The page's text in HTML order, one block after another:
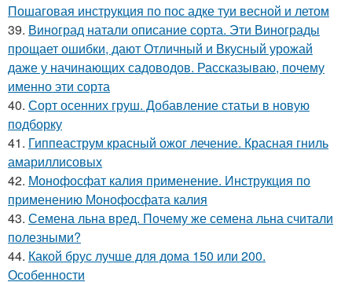
Пошаговая инструкция по пос адке туи весной и летом
39. Виноград натали описание сорта. Эти Винограды
прощает ошибки, дают Отличный и Вкусный урожай
даже у начинающих садоводов. Рассказываю, почему
именно эти сорта
40. Сорт осенних груш. Добавление статьи в новую
подборку
41. Гиппеаструм красный ожог лечение. Красная гниль
амариллисовых
42. Монофосфат калия применение. Инструкция по
применению Монофосфата калия
43. Семена льна вред. Почему же семена льна считали
полезными?
44. Какой брус лучше для дома 150 или 200.
Особенности